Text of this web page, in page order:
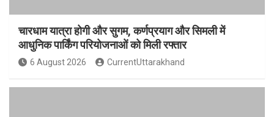
चारधाम यात्रा होगी और सुगम, कर्णप्रयाग और सिमली में
आधुनिक पार्किंग परियोजनाओं को मिली रफ्तार
6 August 2026 CurrentUttarakhand